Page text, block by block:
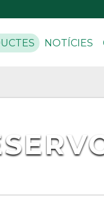
NOTÍCIES